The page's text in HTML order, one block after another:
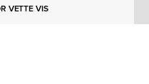
VETTE VIS